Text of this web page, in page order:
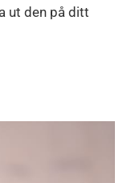
ut den på ditt